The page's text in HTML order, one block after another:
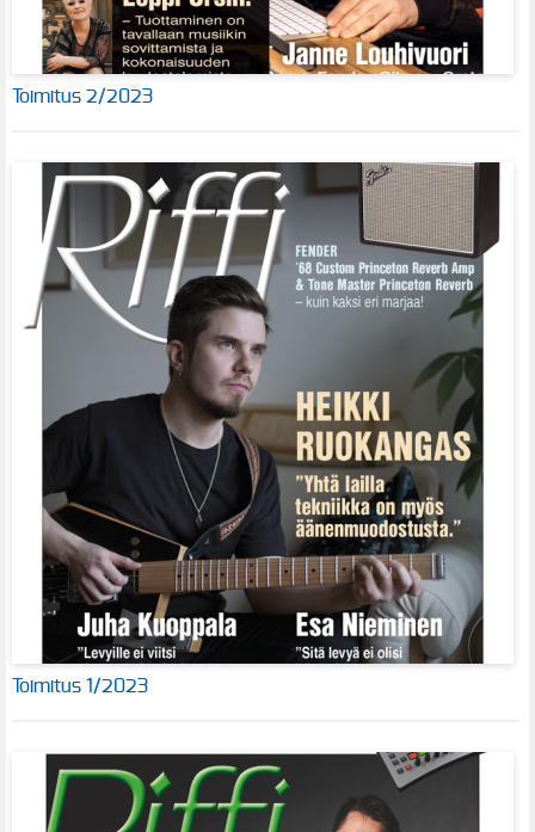
Toimitus 2/2023
Toimitus 1/2023